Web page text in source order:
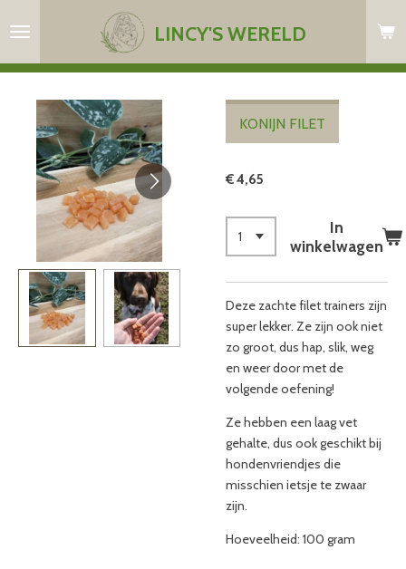
direct
hoofdinhoud
LINCY'S WERELD
KONIJN FILET
€ 4,65
In
winkelwagen
Deze zachte filet trainers zijn
super lekker. Ze zijn ook niet
zo groot, dus hap, slik, weg
en weer door met de
volgende oefening!
Ze hebben een laag vet
gehalte, dus ook geschikt bij
hondenvriendjes die
misschien ietsje te zwaar
zijn.
Hoeveelheid: 100 gram